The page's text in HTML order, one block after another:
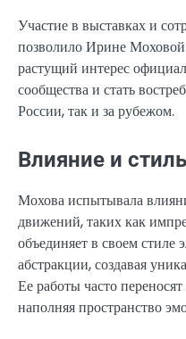
Участие в выставках и
позволило Ирине
растущий интерес
сообщества и стать
России, так и за рубежом.
Влияние и стиль
Мохова испытывала
движений, таких как
объединяет в своем стиле
абстракции, создавая
Ее работы часто
наполняя пространство